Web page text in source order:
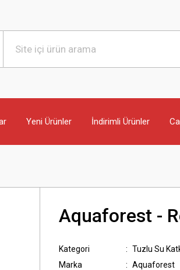
Yeni Ürünler İndirimli Ürünler
Aquaforest -
Kategori
Tuzlu Su
Marka
Aquaforest